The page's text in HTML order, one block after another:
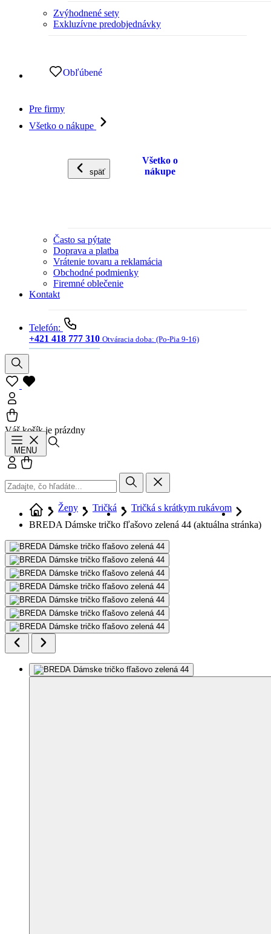
Zvýhodnené sety
Exkluzívne predobjednávky
Obľúbené
Pre firmy
Všetko o nákupe
späť
Všetko o
nákupe
Často sa pýtate
Doprava a platba
Vrátenie tovaru a reklamácia
Obchodné podmienky
Firemné oblečenie
Kontakt
Telefón:
+421 418 777 310 Otváracia doba: (Po-Pia 9-16)
Váš košík je prázdny
MENU
Prihlásiť sa
Ženy Tričká
Tričká s krátkym rukávom
BREDA Dámske tričko fľašovo zelená 44 (aktuálna stránka)